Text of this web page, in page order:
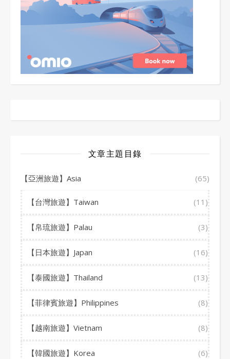
文章主題目錄
【亞洲旅遊】Asia (65)
【台灣旅遊】Taiwan (11)
【帛琉旅遊】Palau (3)
【日本旅遊】Japan (16)
【泰國旅遊】Thailand (13)
【菲律賓旅遊】Philippines (8)
【越南旅遊】Vietnam (8)
【韓國旅遊】Korea (6)